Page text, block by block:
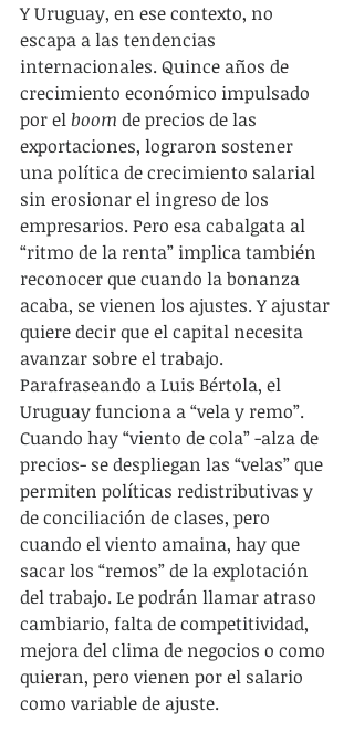
Y Uruguay, en ese contexto, no
escapa a las tendencias
internacionales. Quince años de
crecimiento económico impulsado
por el boom de precios de las
exportaciones, lograron sostener
una política de crecimiento salarial
sin erosionar el ingreso de los
empresarios. Pero esa cabalgata al
“ritmo de la renta” implica también
reconocer que cuando la bonanza
acaba, se vienen los ajustes. Y ajustar
quiere decir que el capital necesita
avanzar sobre el trabajo.
Parafraseando a Luis Bértola, el
Uruguay funciona a “vela y remo”.
Cuando hay “viento de cola” -alza de
precios- se despliegan las “velas” que
permiten políticas redistributivas y
de conciliación de clases, pero
cuando el viento amaina, hay que
sacar los “remos” de la explotación
del trabajo. Le podrán llamar atraso
cambiario, falta de competitividad,
mejora del clima de negocios o como
quieran, pero vienen por el salario
como variable de ajuste.